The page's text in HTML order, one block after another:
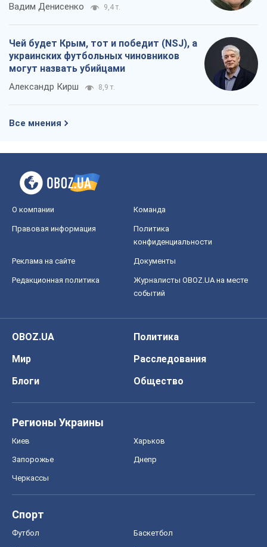
Вадим Денисенко 9,4 т.
Чей будет Крым, тот и победит (NSJ), а
украинских футбольных чиновников
могут назвать убийцами
Александр Кирш 8,9 т.
Все мнения
О компании Команда
Правовая информация
Политика
конфиденциальности
Реклама на сайте Документы
Редакционная политика
Журналисты OBOZ.UA на месте
событий
OBOZ.UA
Политика
Мир
Расследования
Блоги
Общество
Регионы Украины
Киев Харьков
Запорожье Днепр
Черкассы
Спорт
Футбол Баскетбол